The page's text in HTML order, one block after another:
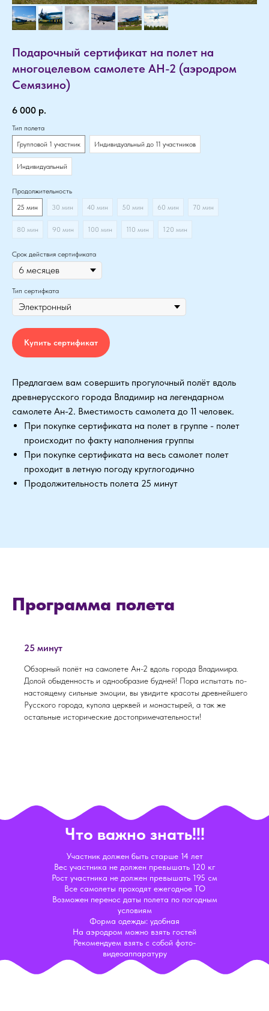
Подарочный сертификат на полет на
многоцелевом самолете АН-2 (аэродром
Семязино)
6 000 р.
Тип полета
Групповой 1 участник
Индивидуальный до 11 участников
Индивидуальный
Продолжительность
25 мин
30 мин 40 мин 50 мин 60 мин 70 мин
80 мин 90 мин 100 мин 110 мин 120 мин
Срок действия сертификата
Тип сертифката
Купить сертификат
Предлагаем вам совершить прогулочный полёт вдоль
древнерусского города Владимир на легендарном
самолете Ан-2. Вместимость самолета до 11 человек.
При покупке сертификата на полет в группе - полет
происходит по факту наполнения группы
При покупке сертификата на весь самолет полет
проходит в летную погоду круглогодично
Продолжительность полета 25 минут
Программа полета
25 минут
Обзорный полёт на самолете Ан-2 вдоль города Владимира.
Долой обыденность и однообразие будней! Пора испытать по-
настоящему сильные эмоции, вы увидите красоты древнейшего
Русского города, купола церквей и монастырей, а так же
остальные исторические достопримечательности!
Что важно знать!!!
Участник должен быть старше 14 лет
Вес участника не должен превышать 120 кг
Рост участника не должен превышать 195 см
Все самолеты проходят ежегодное ТО
Возможен перенос даты полета по погодным
условиям
Форма одежды: удобная
На аэродром можно взять гостей
Рекомендуем взять с собой фото-
видеоаппаратуру